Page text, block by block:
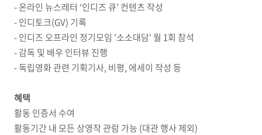
- 온라인 뉴스레터 ‘인디즈 큐’ 컨텐츠 작성
- 인디토크(GV) 기록
- 인디즈 오프라인 정기모임 '소소대담' 월 1회 참석
- 감독 및 배우 인터뷰 진행
- 독립영화 관련 기획기사, 비평, 에세이 작성 등
혜택
활동 인증서 수여
활동기간 내 모든 상영작 관람 가능 (대관 행사 제외)